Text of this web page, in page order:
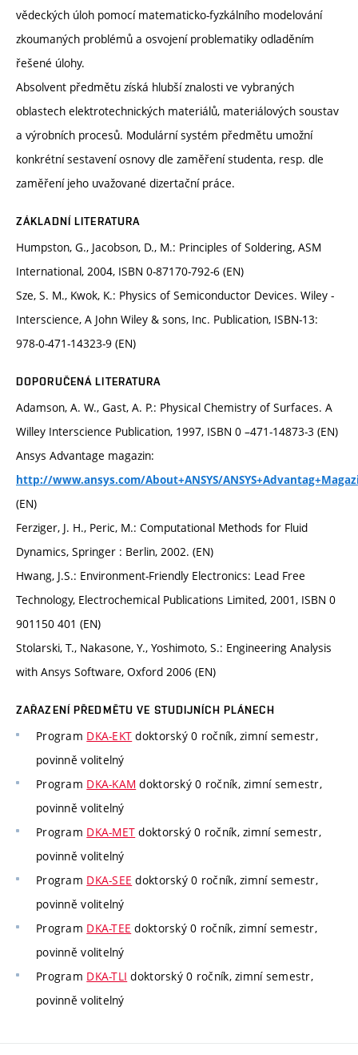
vědeckých úloh pomocí matematicko-fyzkálního modelování
zkoumaných problémů a osvojení problematiky odladěním
řešené úlohy.
Absolvent předmětu získá hlubší znalosti ve vybraných
oblastech elektrotechnických materiálů, materiálových soustav
a výrobních procesů. Modulární systém předmětu umožní
konkrétní sestavení osnovy dle zaměření studenta, resp. dle
zaměření jeho uvažované dizertační práce.
ZÁKLADNÍ LITERATURA
Humpston, G., Jacobson, D., M.: Principles of Soldering, ASM
International, 2004, ISBN 0-87170-792-6 (EN)
Sze, S. M., Kwok, K.: Physics of Semiconductor Devices. Wiley -
Interscience, A John Wiley & sons, Inc. Publication, ISBN-13:
978-0-471-14323-9 (EN)
DOPORUČENÁ LITERATURA
Adamson, A. W., Gast, A. P.: Physical Chemistry of Surfaces. A
Willey Interscience Publication, 1997, ISBN 0 –471-14873-3 (EN)
Ansys Advantage magazin:
http://www.ansys.com/About+ANSYS/
(EN)
Ferziger, J. H., Peric, M.: Computational Methods for Fluid
Dynamics, Springer : Berlin, 2002. (EN)
Hwang, J.S.: Environment-Friendly Electronics: Lead Free
Technology, Electrochemical Publications Limited, 2001, ISBN 0
901150 401 (EN)
Stolarski, T., Nakasone, Y., Yoshimoto, S.: Engineering Analysis
with Ansys Software, Oxford 2006 (EN)
ZAŘAZENÍ PŘEDMĚTU VE STUDIJNÍCH PLÁNECH
Program DKA-EKT doktorský 0 ročník, zimní semestr,
povinně volitelný
Program DKA-KAM doktorský 0 ročník, zimní semestr,
povinně volitelný
Program DKA-MET doktorský 0 ročník, zimní semestr,
povinně volitelný
Program DKA-SEE doktorský 0 ročník, zimní semestr,
povinně volitelný
Program DKA-TEE doktorský 0 ročník, zimní semestr,
povinně volitelný
Program DKA-TLI doktorský 0 ročník, zimní semestr,
povinně volitelný